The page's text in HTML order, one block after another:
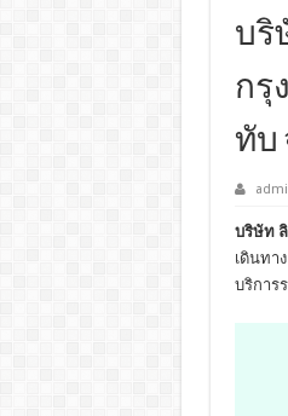
บริ
กรุ
ทับ
บริษัท
เดินทา
บริการ